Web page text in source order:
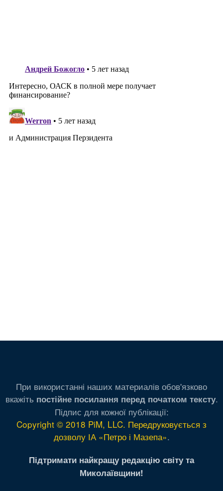
При використанні наших материалів обов'язково
вкажіть постійне посилання перед початком тексту.
Підпис для кожної публікації:
Copyright © 2018 PiM, LLC. Передруковується з
дозволу ІА «Петро і Мазепа».
Підтримати найкращу редакцію світу та
Миколаївщини!